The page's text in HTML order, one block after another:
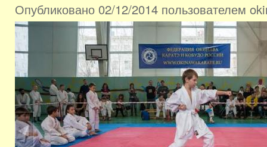
Опубликовано 02/12/2014 пользователем